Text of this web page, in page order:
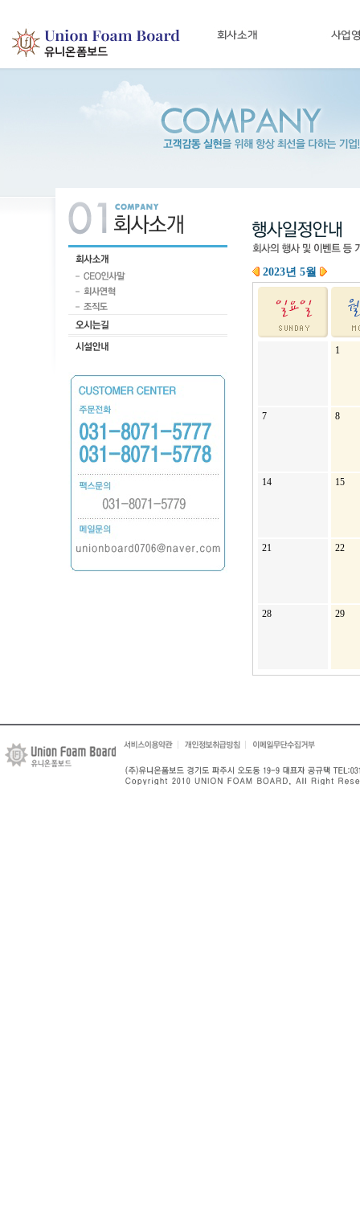
2023년 5월
1
7 8
14 15
21 22
28 29